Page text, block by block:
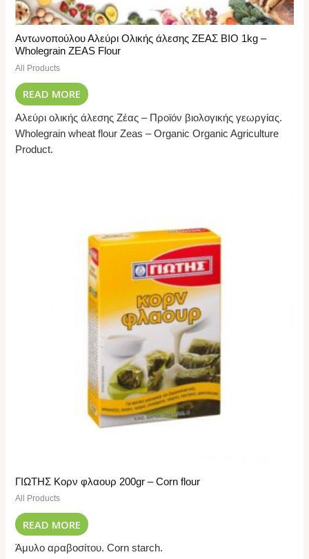
Αντωνοπούλου Αλεύρι Ολικής άλεσης ΖΕΑΣ ΒΙΟ 1kg –
Wholegrain ZEAS Flour
All Products
READ MORE
Αλεύρι ολικής άλεσης Ζέας – Προϊόν βιολογικής γεωργίας.
Wholegrain wheat flour Zeas – Organic Organic Agriculture
Product.
ΓΙΩΤΗΣ Κορν φλαουρ 200gr – Corn flour
All Products
READ MORE
Άμυλο αραβοσίτου. Corn starch.